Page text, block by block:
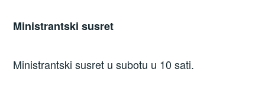
Ministrantski susret
Ministrantski susret u subotu u 10 sati.